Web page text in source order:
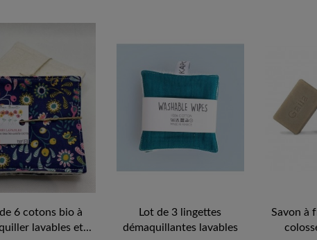
6 cotons bio à
lavables et...
Lot de 3 lingettes
démaquillantes lavables
Savon à